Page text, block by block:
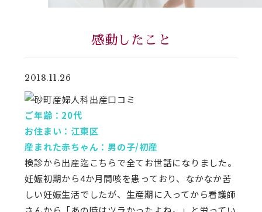
感動したこと
2018.11.26
ご年齢：20代
お住まい：江東区
産まれた赤ちゃん：男の子/初産
検診から出産迄こちらで全てお世話になりました。
妊娠初期から4か月間咳を患っており、なかなか苦
しい妊娠生活でしたが、生産期に入ってから看護師